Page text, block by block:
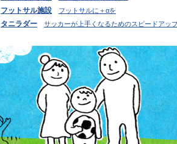
フットサル施設 フットサルに＋αを
タニラダー サッカーが上手くなるためのスピードアッ